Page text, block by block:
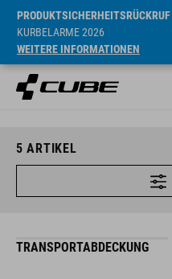
PRODUKTSICHERHEITSRÜCKRUF
KURBELARME 2026
WEITERE INFORMATIONEN
5 ARTIKEL
TRANSPORTABDECKUNG